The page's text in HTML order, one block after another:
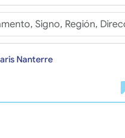
Nanterre